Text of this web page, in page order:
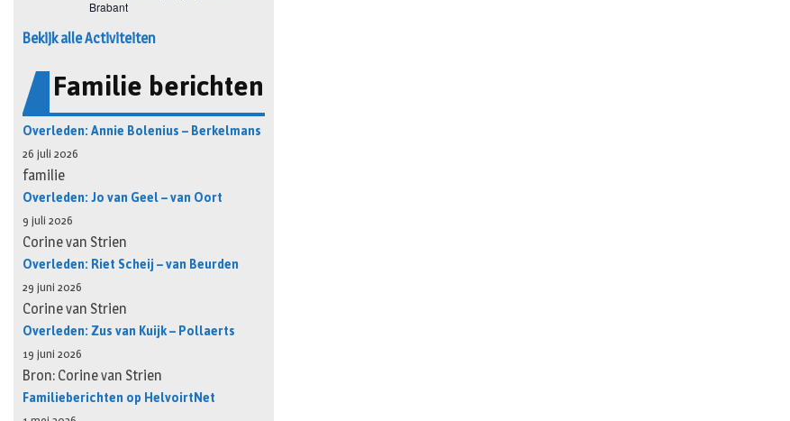
Bekijk alle Activiteiten
Familie berichten
Overleden: Annie Bolenius – Berkelmans
26 juli 2026
familie
Overleden: Jo van Geel – van Oort
9 juli 2026
Corine van Strien
Overleden: Riet Scheij – van Beurden
29 juni 2026
Corine van Strien
Overleden: Zus van Kuijk – Pollaerts
19 juni 2026
Bron: Corine van Strien
Familieberichten op HelvoirtNet